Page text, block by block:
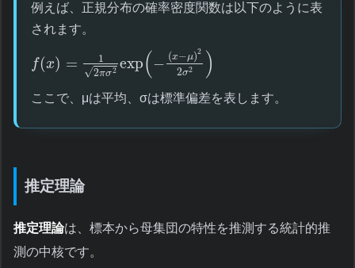
例えば、正規分布の確率密度関数は以下のように表
されます。
f(x) =
1
2πσ2
√
exp(− (x−μ)2
2σ2 )
ここで、μは平均、σは標準偏差を表します。
推定理論
推定理論は、標本から母集団の特性を推測する統計的推
測の中核です。